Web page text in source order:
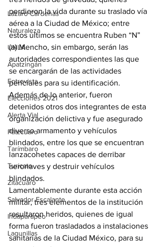
Lázaro Cárdenas
Naturaleza
UNLA
Apatzingán
Entrevista
Elecciones 2021
Alerta Vial
Pátzcuaro
Tarímbaro
Turicato
Zitácuaro
Salvador Escalante
Indaparapeo
Lagunillas
perdieron la vida durante su traslado vía
aérea a la Ciudad de México; entre
estos últimos se encuentra Ruben “N”
(a) Mencho, sin embargo, serán las
autoridades correspondientes las que
se encargarán de las actividades
periciales para su identificación.
Además de lo anterior, fueron
detenidos otros dos integrantes de esta
organización delictiva y fue asegurado
diverso armamento y vehículos
blindados, entre los que se encuentran
lanzacohetes capaces de derribar
aeronaves y destruir vehículos
blindados.
Lamentablemente durante esta acción
militar, tres elementos de la institución
resultaron heridos, quienes de igual
forma fueron trasladados a instalaciones
sanitarias de la Ciudad México, para su